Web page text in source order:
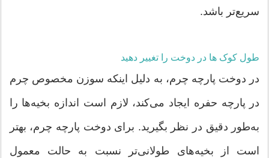
سریع‌تر باشد.
طول کوک ها در دوخت را تغییر دهید
در دوخت پارچه چرم، به دلیل اینکه سوزن مخصوص چرم
در پارچه حفره ایجاد می‌کند، لازم است اندازه بخیه‌ها را
به‌طور دقیق در نظر بگیرید. برای دوخت پارچه چرم، بهتر
است از بخیه‌های طولانی‌تر نسبت به حالت معمول